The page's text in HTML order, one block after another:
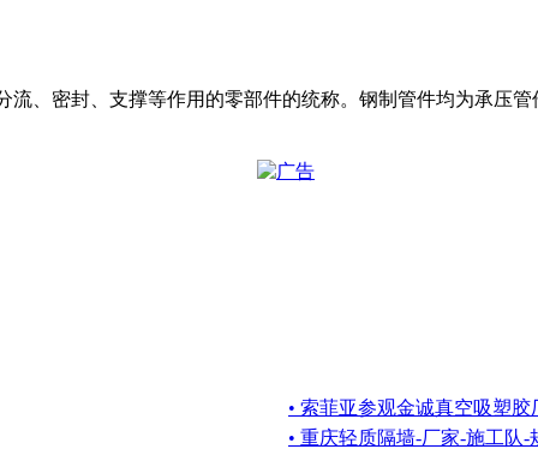
流、密封、支撑等作用的零部件的统称。钢制管件均为承压
• 索菲亚参观金诚真空吸塑胶
• 重庆轻质隔墙-厂家-施工队-